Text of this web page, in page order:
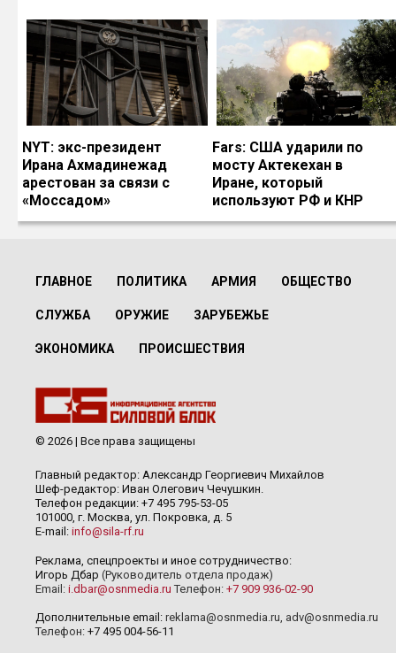
NYT: экс-президент
Ирана Ахмадинежад
арестован за связи с
«Моссадом»
Fars: США ударили по
мосту Актекехан в
Иране, который
используют РФ и КНР
ГЛАВНОЕ ПОЛИТИКА АРМИЯ ОБЩЕСТВО
СЛУЖБА ОРУЖИЕ ЗАРУБЕЖЬЕ
ЭКОНОМИКА ПРОИСШЕСТВИЯ
© 2026 | Все права защищены
Главный редактор: Александр Георгиевич Михайлов
Шеф-редактор: Иван Олегович Чечушкин.
Телефон редакции: +7 495 795-53-05
101000, г. Москва, ул. Покровка, д. 5
E-mail: info@sila-rf.ru
Реклама, спецпроекты и иное сотрудничество:
Игорь Дбар (Руководитель отдела продаж)
Email: i.dbar@osnmedia.ru Телефон: +7 909 936-02-90
Дополнительные email: reklama@osnmedia.ru, adv@osnmedia.ru
Телефон: +7 495 004-56-11